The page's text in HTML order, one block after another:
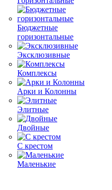
Бюджетные
горизонтальные
Эксклюзивные
Комплексы
Арки и Колонны
Элитные
Двойные
С крестом
Маленькие